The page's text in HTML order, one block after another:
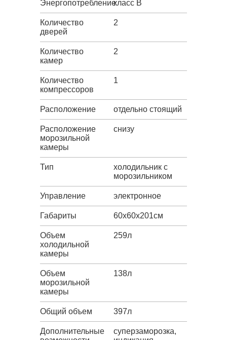
Энергопотреблениекласс B
Количество
дверей
2
Количество
камер
2
Количество
компрессоров
1
Расположение отдельно стоящий
Расположение
морозильной
камеры
снизу
Тип
холодильник с
морозильником
Управление электронное
Габариты 60х60х201см
Объем
холодильной
камеры
259л
Объем
морозильной
камеры
138л
Общий объем 397л
Дополнительные
суперзаморозка,